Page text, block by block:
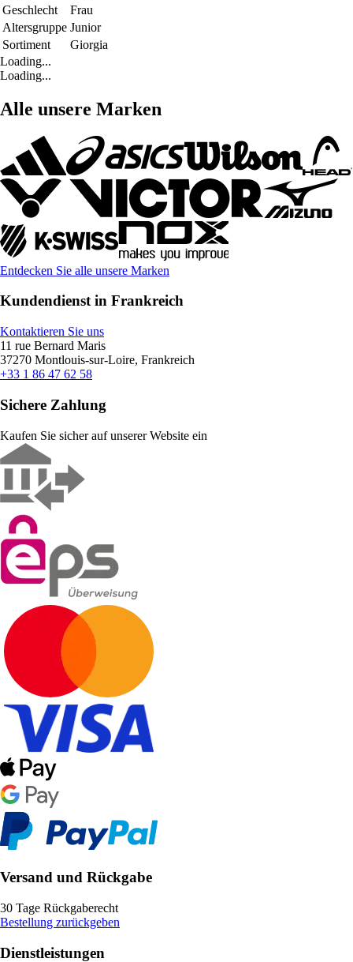
Geschlecht
Frau
Altersgruppe Junior
Sortiment
Giorgia
Loading...
Loading...
Alle unsere Marken
Entdecken Sie alle unsere Marken
Kundendienst in Frankreich
Kontaktieren Sie uns
11 rue Bernard Maris
37270 Montlouis-sur-Loire, Frankreich
+33 1 86 47 62 58
Sichere Zahlung
Kaufen Sie sicher auf unserer Website ein
Versand und Rückgabe
30 Tage Rückgaberecht
Bestellung zurückgeben
Dienstleistungen